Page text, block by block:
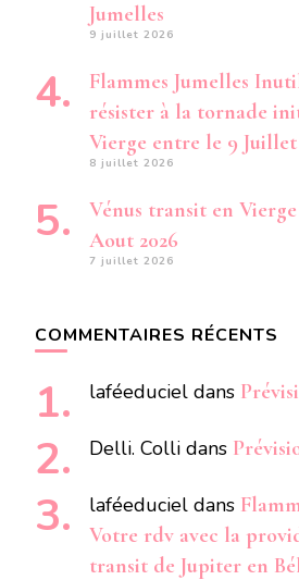
Jumelles
9 juillet 2026
Flammes Jumelles
résister à la tornade
Vierge entre le 9
8 juillet 2026
Vénus transit en
Aout 2026
7 juillet 2026
COMMENTAIRES RÉCENTS
laféeduciel dans
Delli. Colli dans
laféeduciel dans
Votre rdv avec la
transit de Jupiter en